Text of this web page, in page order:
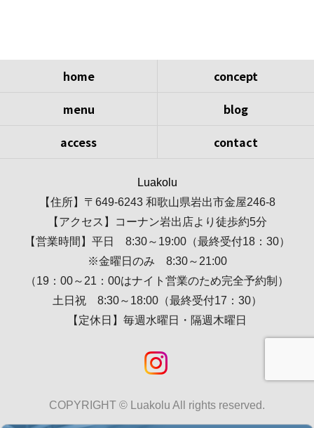
home
concept
menu
blog
access
contact
Luakolu
【住所】〒649-6243 和歌山県岩出市金屋246-8
【アクセス】コーナン岩出店より徒歩約5分
【営業時間】平日 8:30～19:00（最終受付18：30）
※金曜日のみ 8:30～21:00
（19：00～21：00はナイト営業のため完全予約制）
土日祝 8:30～18:00（最終受付17：30）
【定休日】毎週水曜日・隔週木曜日
COPYRIGHT © Luakolu All rights reserved.